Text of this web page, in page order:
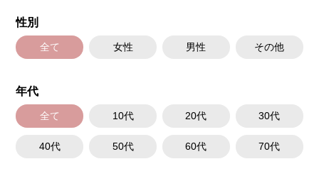
性別
全て 女性 男性 その他
年代
全て 10代 20代 30代
40代 50代 60代 70代